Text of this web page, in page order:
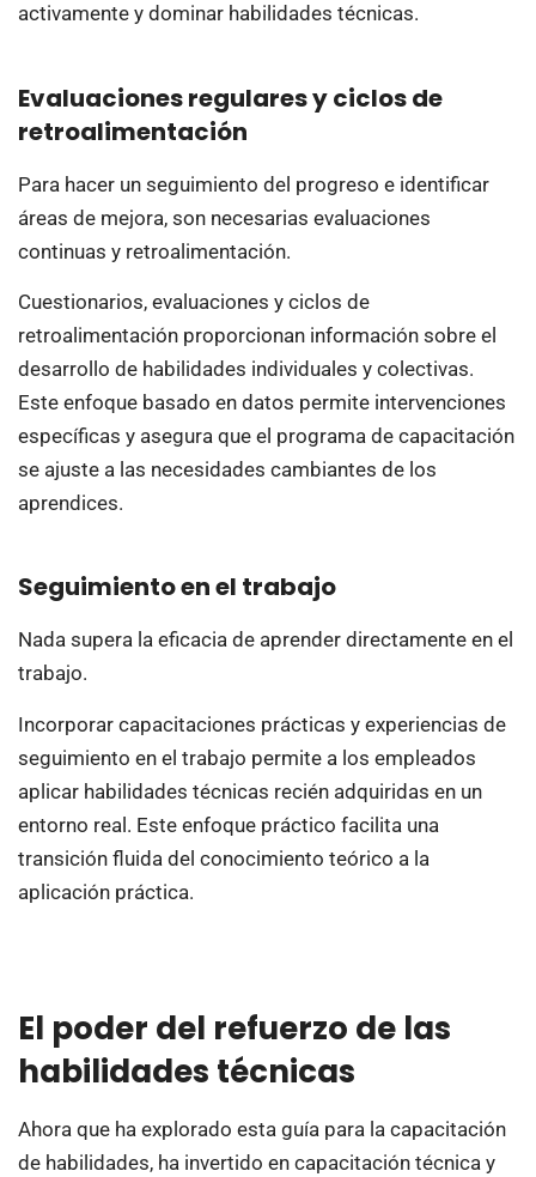
activamente y dominar habilidades técnicas.
Evaluaciones regulares y ciclos de
retroalimentación
Para hacer un seguimiento del progreso e identificar
áreas de mejora, son necesarias evaluaciones
continuas y retroalimentación.
Cuestionarios, evaluaciones y ciclos de
retroalimentación proporcionan información sobre el
desarrollo de habilidades individuales y colectivas.
Este enfoque basado en datos permite intervenciones
específicas y asegura que el programa de capacitación
se ajuste a las necesidades cambiantes de los
aprendices.
Seguimiento en el trabajo
Nada supera la eficacia de aprender directamente en el
trabajo.
Incorporar capacitaciones prácticas y experiencias de
seguimiento en el trabajo permite a los empleados
aplicar habilidades técnicas recién adquiridas en un
entorno real. Este enfoque práctico facilita una
transición fluida del conocimiento teórico a la
aplicación práctica.
El poder del refuerzo de las
habilidades técnicas
Ahora que ha explorado esta guía para la capacitación
de habilidades, ha invertido en capacitación técnica y